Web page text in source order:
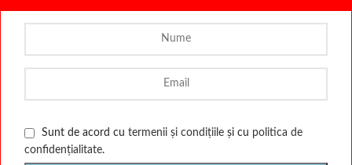
Sunt de acord cu termenii și condițiile și cu politica de
confidențialitate.